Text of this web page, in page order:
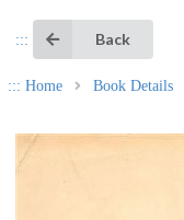
::: Back
::: Home Book Details